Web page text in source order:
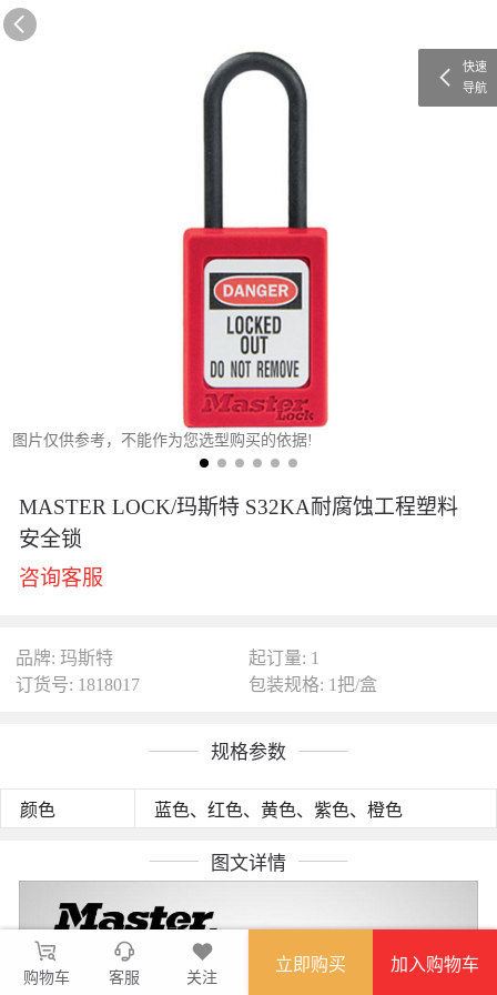
图片仅供参考，不能作为您选型购买的依据!
MASTER LOCK/玛斯特 S32KA耐腐蚀工程塑料
安全锁
咨询客服
品牌: 玛斯特
起订量: 1
订货号: 1818017
包装规格: 1把/盒
规格参数
颜色 蓝色、红色、黄色、紫色、橙色
图文详情
购物车 客服 关注
立即购买 加入购物车
快速
导航